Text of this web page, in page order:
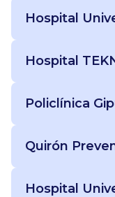
Hospital
Hospital
Policlínica
Quirón
Hospital